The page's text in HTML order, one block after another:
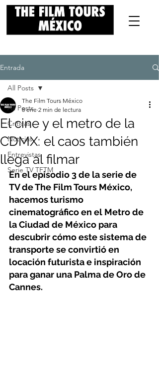
Entrada
All Posts
Críticas
Noticias
Entrevistas
Serie TV TFTM
All Posts
El cine y el metro de la
CDMX: el caos también
llega al filmar
The Film Tours México
8 ene 2 min de lectura
En el episodio 3 de la serie de
TV de The Film Tours México,
hacemos turismo
cinematográfico en el Metro de
la Ciudad de México para
descubrir cómo este sistema de
transporte se convirtió en
locación futurista e inspiración
para ganar una Palma de Oro de
Cannes.